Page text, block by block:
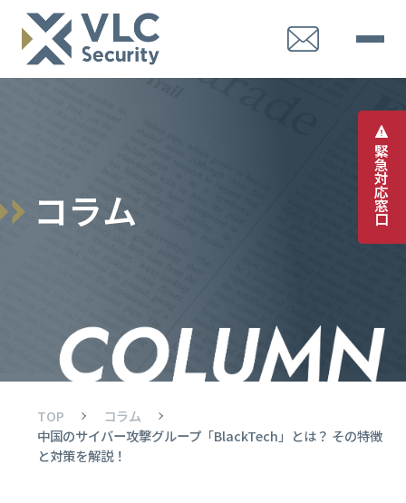
緊
急
対
応
窓
口
コラム
TOP
コラム
中国のサイバー攻撃グループ「BlackTech」とは？ その特徴
と対策を解説！